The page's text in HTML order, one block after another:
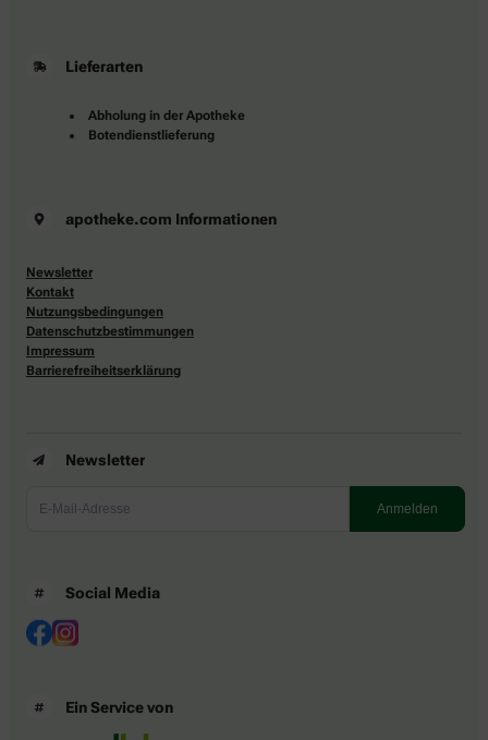
Lieferarten
Abholung in der Apotheke
Botendienstlieferung
apotheke.com Informationen
Newsletter
Kontakt
Nutzungsbedingungen
Datenschutzbestimmungen
Impressum
Barrierefreiheitserklärung
Newsletter
Social Media
Ein Service von